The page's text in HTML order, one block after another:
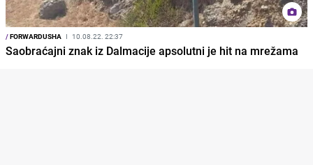
/FORWARDUSHA I 10.08.22. 22:37
Saobraćajni znak iz Dalmacije apsolutni je hit na mrežama